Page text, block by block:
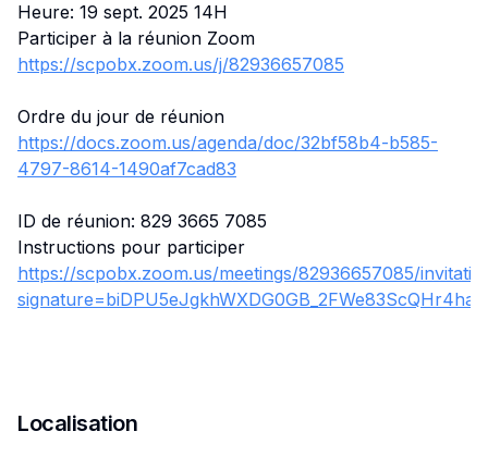
Heure: 19 sept. 2025 14H
Participer à la réunion Zoom
https://scpobx.zoom.us/j/82936657085
Ordre du jour de réunion
https://docs.zoom.us/agenda/doc/32bf58b4-b585-
4797-8614-1490af7cad83
ID de réunion: 829 3665 7085
Instructions pour participer
https://scpobx.zoom.us/meetings/82936657085/
Localisation